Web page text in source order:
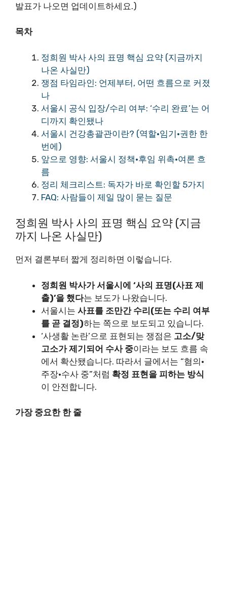
발표가 나오면 업데이트하세요.)
목차
정희원 박사 사의 표명 핵심 요약 (지금까지
나온 사실만)
쟁점 타임라인: 언제부터, 어떤 흐름으로 커졌
나
서울시 공식 입장/수리 여부: ‘수리 완료’는 어
디까지 확인됐나
서울시 건강총괄관이란? (역할·임기·권한 한
번에)
앞으로 영향: 서울시 정책·후임 위촉·여론 흐
름
정리 체크리스트: 독자가 바로 확인할 5가지
FAQ: 사람들이 제일 많이 묻는 질문
정희원 박사 사의 표명 핵심 요약 (지금
까지 나온 사실만)
먼저 결론부터 짧게 정리하면 이렇습니다.
정희원 박사가 서울시에 ‘사의 표명(사표 제
출)’을 했다는 보도가 나왔습니다.
서울시는 사표를 조만간 수리(또는 수리 여부
를 곧 결정)하는 쪽으로 보도되고 있습니다.
‘사생활 논란’으로 표현되는 쟁점은 고소/맞
고소가 제기되어 수사 중이라는 보도 흐름 속
에서 확산됐습니다. 따라서 글에서는 “혐의·
주장·수사 중”처럼 확정 표현을 피하는 방식
이 안전합니다.
가장 중요한 한 줄